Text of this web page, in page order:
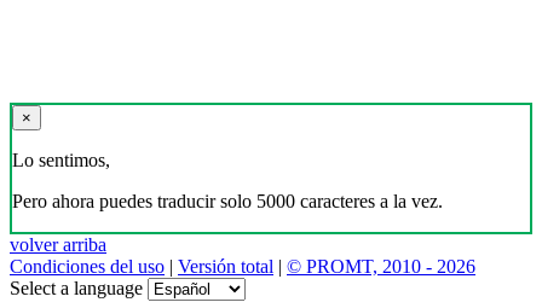
×
Lo sentimos,
Pero ahora puedes traducir solo 5000 caracteres a la vez.
volver arriba
Condiciones del uso | Versión total | © PROMT, 2010 - 2026
Select a language